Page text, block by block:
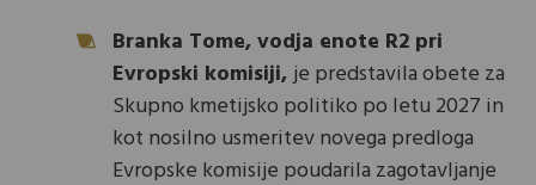
Branka Tome, vodja enote R2 pri
Evropski komisiji,je predstavila obete za
Skupno kmetijsko politiko po letu 2027 in
kot nosilno usmeritev novega predloga
Evropske komisije poudarila zagotavljanje